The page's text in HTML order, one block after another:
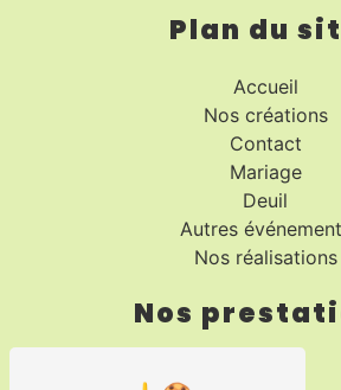
Plan du
Accueil
Nos créations
Contact
Mariage
Deuil
Autres
Nos réalisations
Nos